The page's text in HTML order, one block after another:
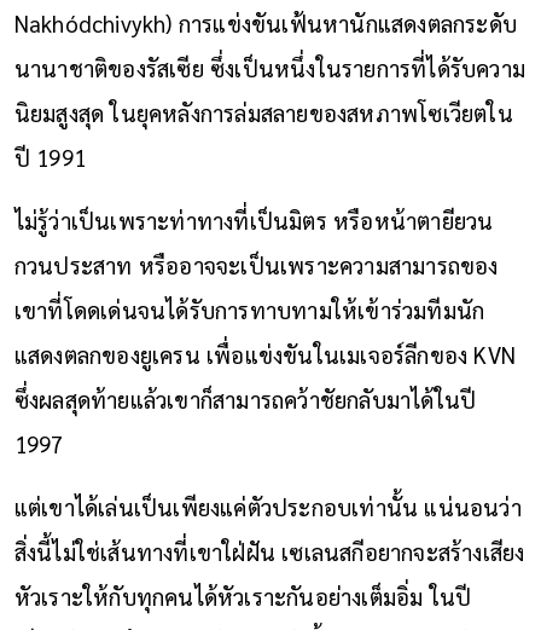
Nakhódchivykh) การแข่งขันเฟ้นหานักแสดงตลกระดับ
นานาชาติของรัสเซีย ซึ่งเป็นหนึ่งในรายการที่ได้รับความ
นิยมสูงสุด ในยุคหลังการล่มสลายของสหภาพโซเวียตใน
ปี 1991
ไม่รู้ว่าเป็นเพราะท่าทางที่เป็นมิตร หรือหน้าตายียวน
กวนประสาท หรืออาจจะเป็นเพราะความสามารถของ
เขาที่โดดเด่นจนได้รับการทาบทามให้เข้าร่วมทีมนัก
แสดงตลกของยูเครน เพื่อแข่งขันในเมเจอร์ลีกของ KVN
ซึ่งผลสุดท้ายแล้วเขาก็สามารถคว้าชัยกลับมาได้ในปี
1997
แต่เขาได้เล่นเป็นเพียงแค่ตัวประกอบเท่านั้น แน่นอนว่า
สิ่งนี้ไม่ใช่เส้นทางที่เขาใฝ่ฝัน เซเลนสกีอยากจะสร้างเสียง
หัวเราะให้กับทุกคนได้หัวเราะกันอย่างเต็มอิ่ม ในปี